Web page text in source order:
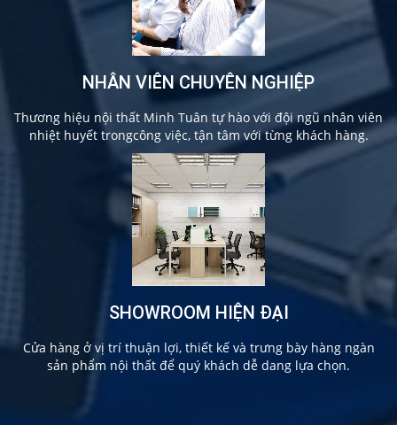
NHÂN VIÊN CHUYÊN NGHIỆP
Thương hiệu nội thất Minh Tuân tự hào với đội ngũ nhân viên
nhiệt huyết trongcông việc, tận tâm với từng khách hàng.
SHOWROOM HIỆN ĐẠI
Cửa hàng ở vị trí thuận lợi, thiết kế và trưng bày hàng ngàn
sản phẩm nội thất để quý khách dễ dang lựa chọn.